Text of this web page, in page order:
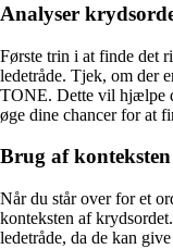
Analyser
Første trin i at finde det
ledetråde. Tjek, om der
TONE. Dette vil hjælpe
øge dine chancer for at
Brug af konteksten
Når du står over for et
konteksten af
ledetråde, da de kan